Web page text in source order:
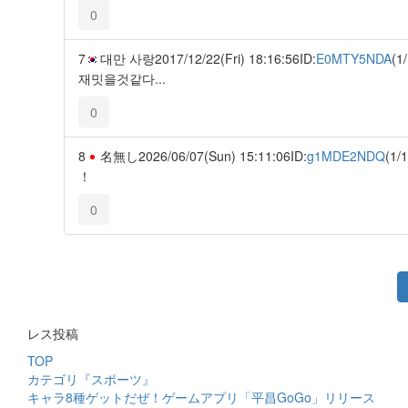
0
7 대만 사랑2017/12/22(Fri) 18:16:56ID:E0MTY5NDA
재밋을것같다...
0
8 名無し2026/06/07(Sun) 15:11:06ID:g1MDE2NDQ(1/
！
0
レス投稿
TOP
カテゴリ『スポーツ』
キャラ8種ゲットだぜ！ゲームアプリ「平昌GoGo」リリース